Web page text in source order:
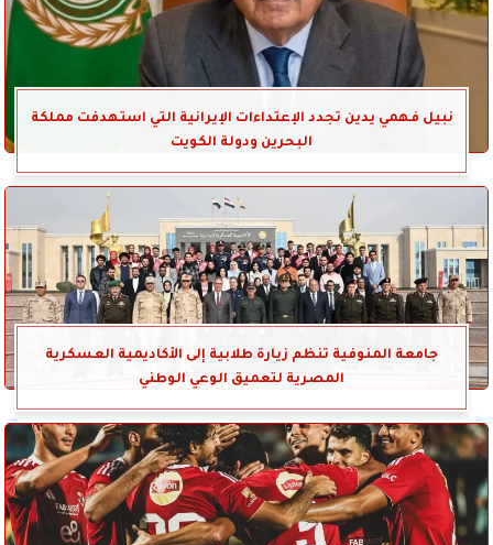
نبيل فهمي يدين تجدد الإعتداءات الإيرانية التي استهدفت مملكة
البحرين ودولة الكويت
جامعة المنوفية تنظم زيارة طلابية إلى الأكاديمية العسكرية
المصرية لتعميق الوعي الوطني